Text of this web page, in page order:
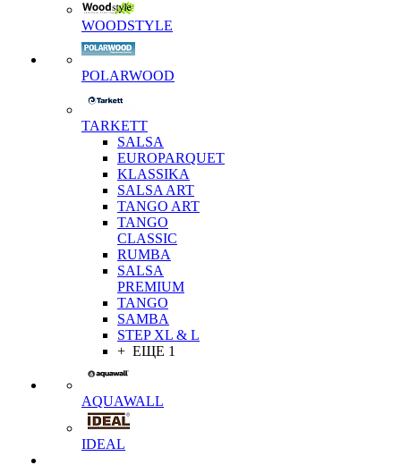
WOODSTYLE
POLARWOOD
TARKETT
SALSA
EUROPARQUET
KLASSIKA
SALSA ART
TANGO ART
TANGO
CLASSIC
RUMBA
SALSA
PREMIUM
TANGO
SAMBA
STEP XL & L
+ ЕЩЕ 1
AQUAWALL
IDEAL